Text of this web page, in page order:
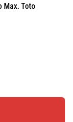
Max. Toto